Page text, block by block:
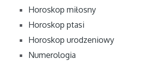
Horoskop miłosny
Horoskop ptasi
Horoskop urodzeniowy
Numerologia